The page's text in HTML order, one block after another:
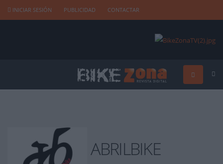
INICIAR SESIÓN PUBLICIDAD CONTACTAR
ABRILBIKE